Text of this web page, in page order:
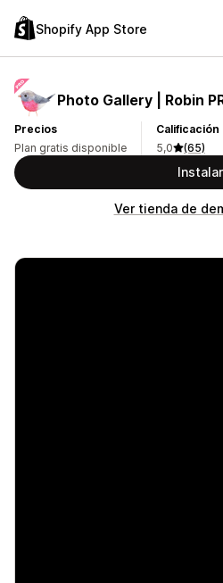
Shopify App Store
Photo Gallery | Robin
Precios
Plan gratis disponible
Calificación
5,0
(65)
Instalar
Ver tienda de